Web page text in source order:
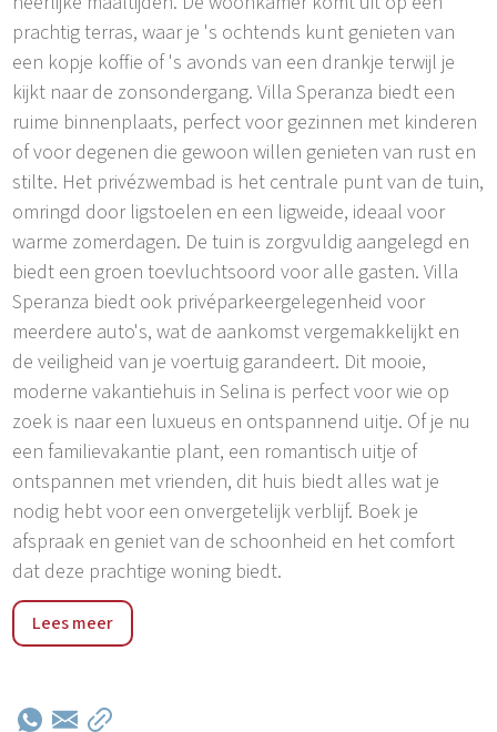
prachtig terras, waar je 's ochtends kunt genieten van
een kopje koffie of 's avonds van een drankje terwijl je
kijkt naar de zonsondergang. Villa Speranza biedt een
ruime binnenplaats, perfect voor gezinnen met kinderen
of voor degenen die gewoon willen genieten van rust en
stilte. Het privézwembad is het centrale punt van de tuin,
omringd door ligstoelen en een ligweide, ideaal voor
warme zomerdagen. De tuin is zorgvuldig aangelegd en
biedt een groen toevluchtsoord voor alle gasten. Villa
Speranza biedt ook privéparkeergelegenheid voor
meerdere auto's, wat de aankomst vergemakkelijkt en
de veiligheid van je voertuig garandeert. Dit mooie,
moderne vakantiehuis in Selina is perfect voor wie op
zoek is naar een luxueus en ontspannend uitje. Of je nu
een familievakantie plant, een romantisch uitje of
ontspannen met vrienden, dit huis biedt alles wat je
nodig hebt voor een onvergetelijk verblijf. Boek je
afspraak en geniet van de schoonheid en het comfort
dat deze prachtige woning biedt.
Selina is een pittoresk dorpje gelegen in het hart van
Istrië, ideaal voor een rustige en ontspannen vakantie
charmante dorpje een authentieke ervaring van de
Lees meer